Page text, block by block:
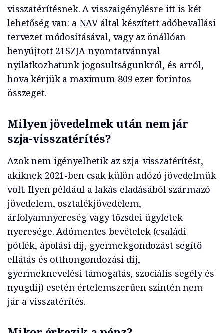
visszatérítésnek. A visszaigénylésre itt is két
lehetőség van: a NAV által készített adóbevallási
tervezet módosításával, vagy az önállóan
benyújtott 21SZJA-nyomtatvánnyal
nyilatkozhatunk jogosultságunkról, és arról,
hova kérjük a maximum 809 ezer forintos
összeget.
Milyen jövedelmek után nem jár
szja-visszatérítés?
Azok nem igényelhetik az szja-visszatérítést,
akiknek 2021-ben csak külön adózó jövedelmük
volt. Ilyen például a lakás eladásából származó
jövedelem, osztalékjövedelem,
árfolyamnyereség vagy tőzsdei ügyletek
nyeresége. Adómentes bevételek (családi
pótlék, ápolási díj, gyermekgondozást segítő
ellátás és otthongondozási díj,
gyermeknevelési támogatás, szociális segély és
nyugdíj) esetén értelemszerűen szintén nem
jár a visszatérítés.